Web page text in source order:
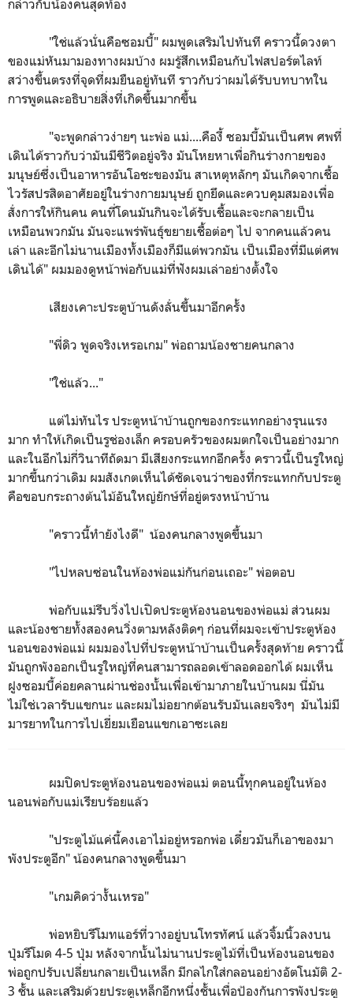
กล่าวกับน้องคนสุดท้อง
"ใช่แล้วนั่นคือซอมบี้" ผมพูดเสริมไปทันที คราวนี้ดวงตา
ของแม่หันมามองทางผมบ้าง ผมรู้สึกเหมือนกับไฟสปอร์ตไลท์
สว่างขึ้นตรงที่จุดที่ผมยืนอยู่ทันที ราวกับว่าผมได้รับบทบาทใน
การพูดและอธิบายสิ่งที่เกิดขึ้นมากขึ้น
"จะพูดกล่าวง่ายๆ นะพ่อ แม่....คืองี้ ซอมบี้มันเป็นศพ ศพที่
เดินได้ราวกับว่ามันมีชีวิตอยู่จริง มันโหยหาเพื่อกินร่างกายของ
มนุษย์ซึ่งเป็นอาหารอันโอชะของมัน สาเหตุหลักๆ มันเกิดจากเชื้อ
ไวรัสปรสิตอาศัยอยู่ในร่างกายมนุษย์ ถูกยึดและควบคุมสมองเพื่อ
สั่งการให้กินคน คนที่โดนมันกินจะได้รับเชื้อและจะกลายเป็น
เหมือนพวกมัน มันจะแพร่พันธุ์ขยายเชื้อต่อๆ ไป จากคนแล้วคน
เล่า และอีกไม่นานเมืองทั้งเมืองก็มีแต่พวกมัน เป็นเมืองที่มีแต่ศพ
เดินได้" ผมมองดูหน้าพ่อกับแม่ที่ฟังผมเล่าอย่างตั้งใจ
เสียงเคาะประตูบ้านดังลั่นขึ้นมาอีกครั้ง
"พี่ดิว พูดจริงเหรอเกม" พ่อถามน้องชายคนกลาง
"ใช่แล้ว..."
แต่ไม่ทันไร ประตูหน้าบ้านถูกของกระแทกอย่างรุนแรง
มาก ทำให้เกิดเป็นรูช่องเล็ก ครอบครัวของผมตกใจเป็นอย่างมาก
และในอีกไม่กี่วินาทีถัดมา มีเสียงกระแทกอีกครั้ง คราวนี้เป็นรูใหญ่
มากขึ้นกว่าเดิม ผมสังเกตเห็นได้ชัดเจนว่าของที่กระแทกกับประตู
คือขอบกระถางต้นไม้อันใหญ่ยักษ์ที่อยู่ตรงหน้าบ้าน
"คราวนี้ทำยังไงดี" น้องคนกลางพูดขึ้นมา
"ไปหลบซ่อนในห้องพ่อแม่กันก่อนเถอะ" พ่อตอบ
พ่อกับแม่รีบวิ่งไปเปิดประตูห้องนอนของพ่อแม่ ส่วนผม
และน้องชายทั้งสองคนวิ่งตามหลังติดๆ ก่อนที่ผมจะเข้าประตูห้อง
นอนของพ่อแม่ ผมมองไปที่ประตูหน้าบ้านเป็นครั้งสุดท้าย คราวนี้
มันถูกพังออกเป็นรูใหญ่ที่คนสามารถลอดเข้าลอดออกได้ ผมเห็น
ฝูงซอมบี้ค่อยคลานผ่านช่องนั้นเพื่อเข้ามาภายในบ้านผม นี่มัน
ไม่ใช่เวลารับแขกนะ และผมไม่อยากต้อนรับมันเลยจริงๆ มันไม่มี
มารยาทในการไปเยี่ยมเยือนแขกเอาซะเลย
ผมปิดประตูห้องนอนของพ่อแม่ ตอนนี้ทุกคนอยู่ในห้อง
นอนพ่อกับแม่เรียบร้อยแล้ว
"ประตูไม้แค่นี้คงเอาไม่อยู่หรอกพ่อ เดี๋ยวมันก็เอาของมา
พังประตูอีก" น้องคนกลางพูดขึ้นมา
"เกมคิดว่างั้นเหรอ"
พ่อหยิบรีโมทแอร์ที่วางอยู่บนโทรทัศน์ แล้วจิ้มนิ้วลงบน
ปุ่มรีโมด 4-5 ปุ่ม หลังจากนั้นไม่นานประตูไม้ที่เป็นห้องนอนของ
พ่อถูกปรับเปลี่ยนกลายเป็นเหล็ก มีกลไกใส่กลอนอย่างอัตโนมัติ 2-
3 ชั้น และเสริมด้วยประตูเหล็กอีกหนึ่งชั้นเพื่อป้องกันการพังประตู